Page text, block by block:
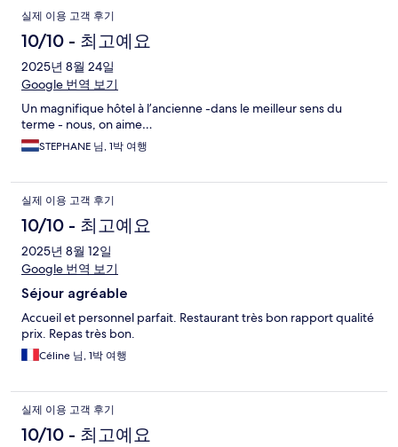
실제 이용 고객 후기
10/10 - 최고예요
2025년 8월 24일
Google 번역 보기
Un magnifique hôtel à l’ancienne -dans le meilleur sens du
terme - nous, on aime…
STEPHANE 님, 1박 여행
실제 이용 고객 후기
10/10 - 최고예요
2025년 8월 12일
Google 번역 보기
Séjour agréable
Accueil et personnel parfait. Restaurant très bon rapport qualité
prix. Repas très bon.
Céline 님, 1박 여행
실제 이용 고객 후기
10/10 - 최고예요